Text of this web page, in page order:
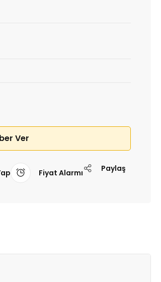
Ver
Fiyat Alarmı Paylaş